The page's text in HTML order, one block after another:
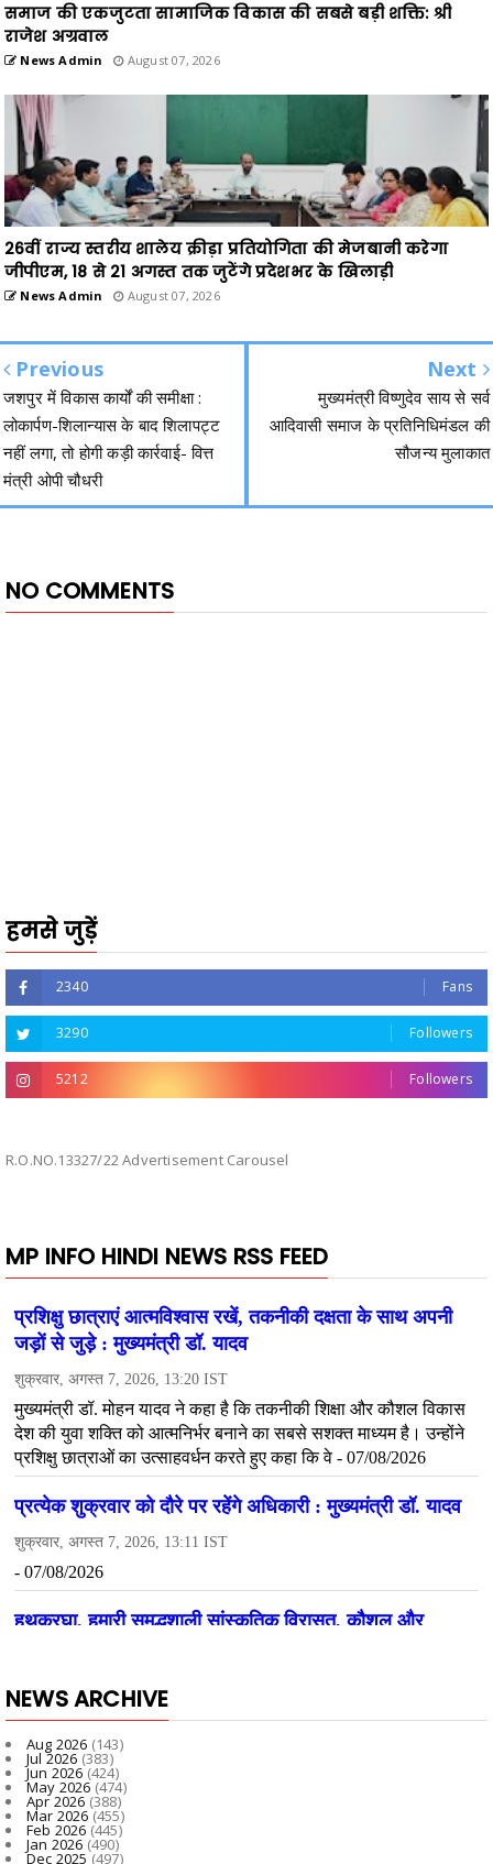
समाज की एकजुटता सामाजिक विकास की सबसे बड़ी शक्ति: श्री
राजेश अग्रवाल
News Admin August 07, 2026
26वीं राज्य स्तरीय शालेय क्रीड़ा प्रतियोगिता की मेजबानी करेगा
जीपीएम, 18 से 21 अगस्त तक जुटेंगे प्रदेशभर के खिलाड़ी
News Admin August 07, 2026
Previous
जशपुर में विकास कार्यों की समीक्षा :
लोकार्पण-शिलान्यास के बाद शिलापट्ट
नहीं लगा, तो होगी कड़ी कार्रवाई- वित्त
मंत्री ओपी चौधरी
Next
मुख्यमंत्री विष्णुदेव साय से सर्व
आदिवासी समाज के प्रतिनिधिमंडल की
सौजन्य मुलाकात
NO COMMENTS
हमसे जुड़ें
2340 Fans
3290 Followers
5212 Followers
R.O.NO.13327/22 Advertisement Carousel
MP INFO HINDI NEWS RSS FEED
NEWS ARCHIVE
Aug 2026 (143)
Jul 2026 (383)
Jun 2026(424)
May 2026(474)
Apr 2026 (388)
Mar 2026(455)
Feb 2026 (445)
Jan 2026 (490)
Dec 2025(497)